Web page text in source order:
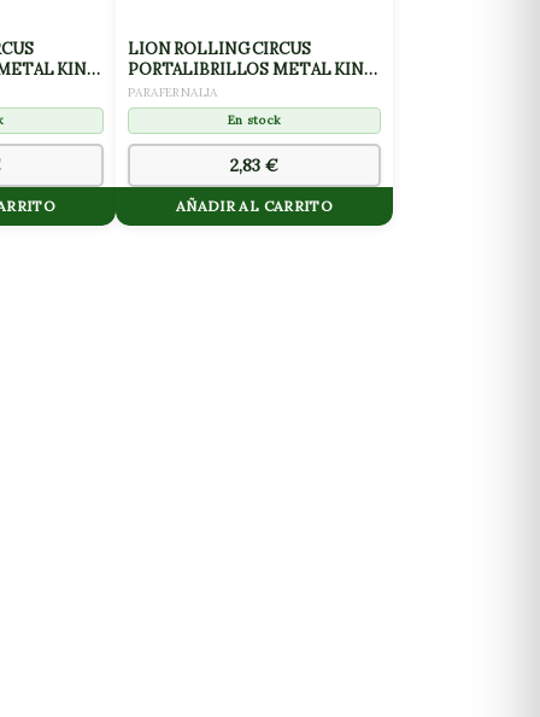
KING
(1UD)
LION ROLLING CIRCUS
PORTALIBRILLOS METAL KING
SIZE AMARILLO EDGAR ALLAN
(1UD)
PARAFERNALIA
En stock
2,83 €
AÑADIR AL CARRITO